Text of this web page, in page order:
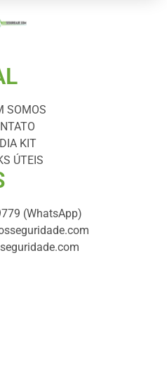
SOMOS
KIT
ÚTEIS
(WhatsApp)